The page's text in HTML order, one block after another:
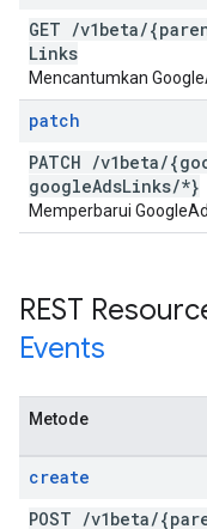
GET /v1beta/
Links
Mencantumkan
patch
PATCH /v1beta/
googleAdsLinks/*}
Memperbarui
REST
Events
Metode
create
POST /v1beta/